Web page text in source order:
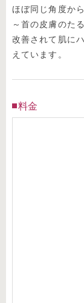
ほぼ同じ角度か
～首の皮膚のた
改善されて肌に
えています。
料金